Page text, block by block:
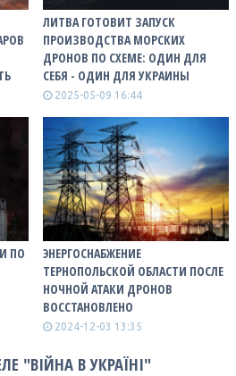
ЛИТВА ГОТОВИТ ЗАПУСК
ПРОИЗВОДСТВА МОРСКИХ
ДРОНОВ ПО СХЕМЕ: ОДИН ДЛЯ
СЕБЯ - ОДИН ДЛЯ УКРАИНЫ
2025-05-09 16:44
ПО
ЭНЕРГОСНАБЖЕНИЕ
ТЕРНОПОЛЬСКОЙ ОБЛАСТИ ПОСЛЕ
НОЧНОЙ АТАКИ ДРОНОВ
ВОССТАНОВЛЕНО
2024-12-03 13:35
"ВІЙНА В УКРАЇНІ"